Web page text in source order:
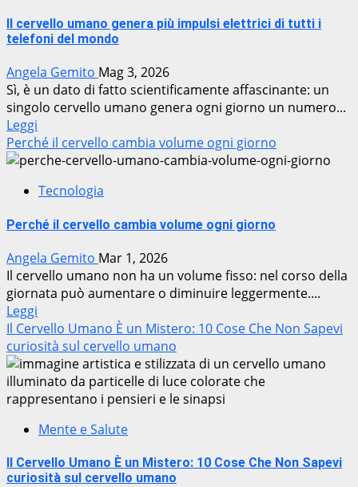
Il cervello umano genera più impulsi elettrici di tutti i
telefoni del mondo
Angela Gemito Mag 3, 2026
Sì, è un dato di fatto scientificamente affascinante: un
singolo cervello umano genera ogni giorno un numero...
Leggi
Perché il cervello cambia volume ogni giorno
Tecnologia
Perché il cervello cambia volume ogni giorno
Angela Gemito Mar 1, 2026
Il cervello umano non ha un volume fisso: nel corso della
giornata può aumentare o diminuire leggermente....
Leggi
Il Cervello Umano È un Mistero: 10 Cose Che Non Sapevi
curiosità sul cervello umano
Mente e Salute
Il Cervello Umano È un Mistero: 10 Cose Che Non Sapevi
curiosità sul cervello umano